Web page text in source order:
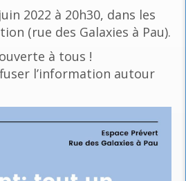
2022 à 20h30, dans les
(rue des Galaxies à Pau).
à tous !
l’information autour